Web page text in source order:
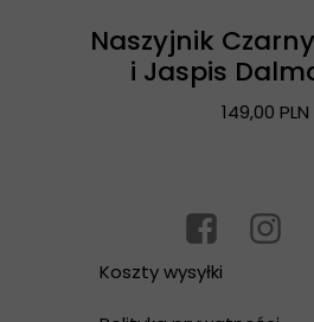
Naszyjnik
i Jaspis
149,00 PLN
Koszty wysyłki